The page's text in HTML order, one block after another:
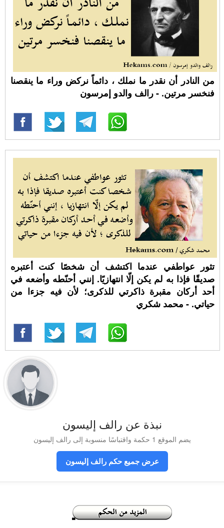
من النادر أن نقدر ما نملك ، دائماً نركض وراء ما ينقصنا
فنخسر مرتين. - رالف والدو إمرسون
تثور عواطفي عندما اكتشف أن شخصًا كنت أعتبره
صديقًا فإذا به لم يكن إلّا انتهازيًا. إنني أحنّطه وأضعه في
أحد أركان مقبرة ذاكرتي للذكرى؛ لأن فيه جزءا من
حياتي. - محمد شكري
نبذة عن رالف إليسون
يضم الموقع 1 حكمة واقتباسًا منسوبة إلى رالف إليسون
عرض جميع حكم رالف إليسون